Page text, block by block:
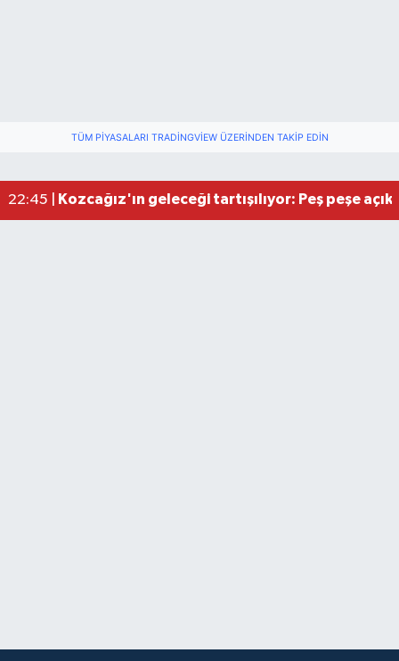
TÜM PIYASALARI TRADINGVIEW ÜZERINDEN TAKIP EDIN
22:45 | Kozcağız'ın geleceği tartışılıyor: Peş peşe